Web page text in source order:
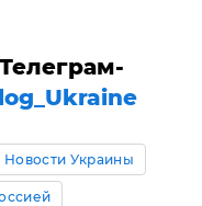
Новости Украины